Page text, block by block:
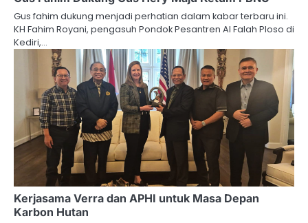
Gus fahim dukung menjadi perhatian dalam kabar terbaru ini.
KH Fahim Royani, pengasuh Pondok Pesantren Al Falah Ploso di
Kediri,…
Kerjasama Verra dan APHI untuk Masa Depan
Karbon Hutan